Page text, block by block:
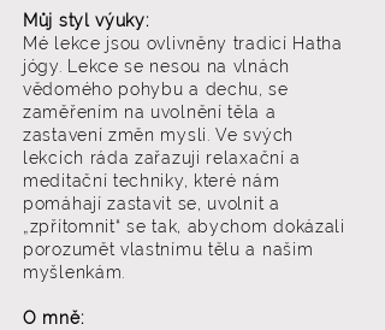
Můj styl výuky:
Mé lekce jsou ovlivněny tradicí Hatha
jógy. Lekce se nesou na vlnách
vědomého pohybu a dechu, se
zaměřením na uvolnění těla a
zastavení změn mysli. Ve svých
lekcích ráda zařazuji relaxační a
meditační techniky, které nám
pomáhají zastavit se, uvolnit a
„zpřítomnit“ se tak, abychom dokázali
porozumět vlastnímu tělu a našim
myšlenkám.
O mně: